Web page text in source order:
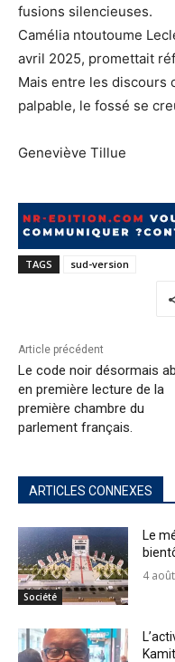
fusions silencieuses.
Camélia ntoutoume
avril 2025, promettait
Mais entre les discours
palpable, le fossé se
Geneviève Tillue
TAGS sud-version
Article précédent
Le code noir désormais
en première lecture de la
première chambre du
parlement français.
ARTICLES CONNEXES
Société
Le
4